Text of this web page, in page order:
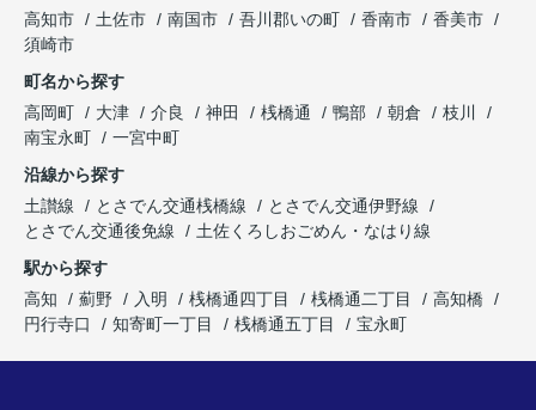
高知市
土佐市 南国市 吾川郡いの町 香南市
香美市
須崎市
町名から探す
高岡町
大津 介良 神田 桟橋通 鴨部 朝倉
枝川
南宝永町
一宮中町
沿線から探す
土讃線
とさでん交通桟橋線
とさでん交通伊野線
とさでん交通後免線
土佐くろしおごめん・なはり線
駅から探す
高知
薊野 入明 桟橋通四丁目 桟橋通二丁目
高知橋
円行寺口
知寄町一丁目 桟橋通五丁目 宝永町